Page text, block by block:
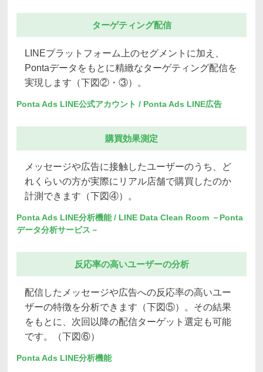
ターゲティング配信
LINEプラットフォーム上のセグメントに加え、
Pontaデータをもとに精緻なターゲティング配信を
実現します（下図②・③）。
Ponta Ads LINE公式アカウント / Ponta Ads LINE広告
購買効果測定
メッセージや広告に接触したユーザーのうち、ど
れくらいの方が実際にリアル店舗で購買したのか
計測できます（下図④）。
Ponta Ads LINE分析機能 / LINE Data Clean Room －Ponta
データ分析サービス－
反応率の高いユーザーの分析
配信したメッセージや広告への反応率の高いユー
ザーの特徴を分析できます（下図⑤）。その結果
をもとに、次回以降の配信ターゲット選定も可能
です。（下図⑥）
Ponta Ads LINE分析機能